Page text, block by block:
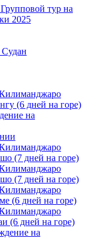
тур на
2025
(6 дней на горе)
на
(7 дней на горе)
(7 дней на горе)
(6 дней на горе)
(6 дней на горе)
на